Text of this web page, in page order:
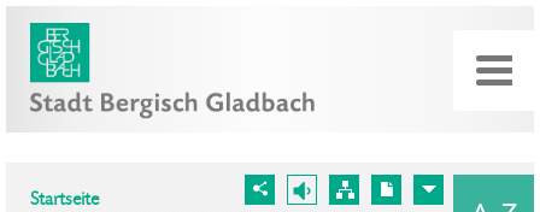
Startseite